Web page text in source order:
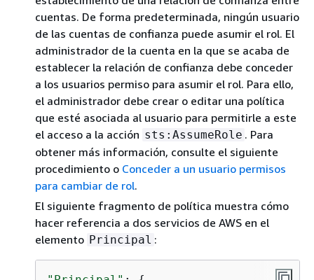
cuentas. De forma predeterminada, ningún usuario
de las cuentas de confianza puede asumir el rol. El
administrador de la cuenta en la que se acaba de
establecer la relación de confianza debe conceder
a los usuarios permiso para asumir el rol. Para ello,
el administrador debe crear o editar una política
que esté asociada al usuario para permitirle a este
el acceso a la acción sts:AssumeRole . Para
obtener más información, consulte el siguiente
procedimiento o Conceder a un usuario permisos
para cambiar de rol.
El siguiente fragmento de política muestra cómo
hacer referencia a dos servicios de AWS en el
elemento Principal :